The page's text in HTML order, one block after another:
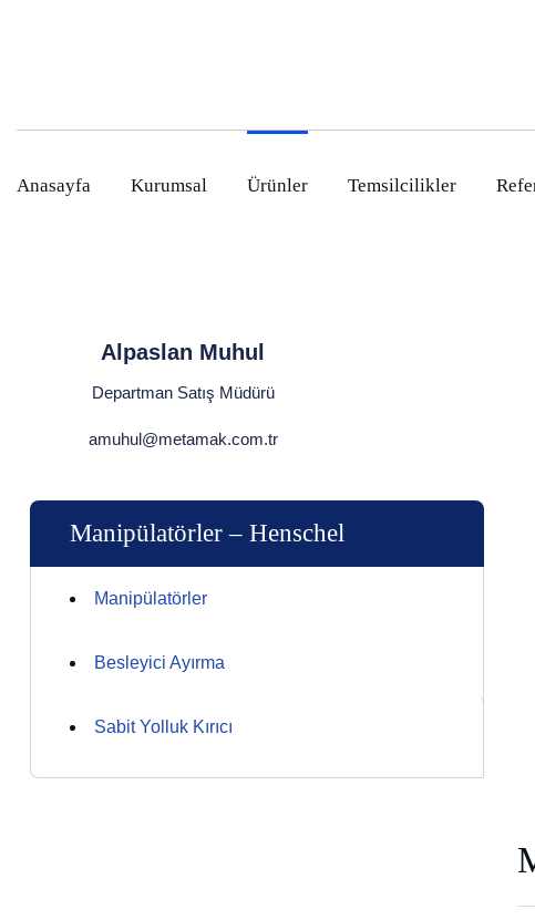
Anasayfa Kurumsal Ürünler Temsilcilikler
Alpaslan Muhul
Departman Satış Müdürü
amuhul@metamak.com.tr
Manipülatörler – Henschel
Manipülatörler
Besleyici Ayırma
Sabit Yolluk Kırıcı